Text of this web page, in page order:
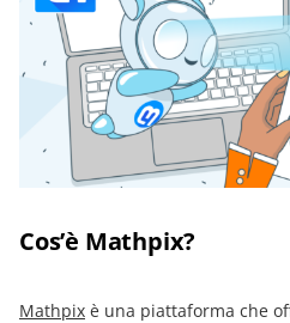
Cos’è Mathpix?
Mathpix è una piattaforma che